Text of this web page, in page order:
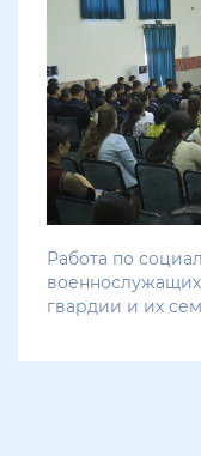
Работа по
гвардии и их